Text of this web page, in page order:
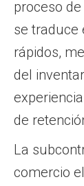
proceso
se traduce
rápidos,
del
de
La
comercio